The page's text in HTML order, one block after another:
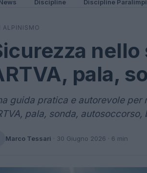
Discipline Discipline
ALPINISMO
pala,
guida pratica e autorevole per
pala, sonda,
Marco Tessari · 30 Giugno 2026 · 6 min